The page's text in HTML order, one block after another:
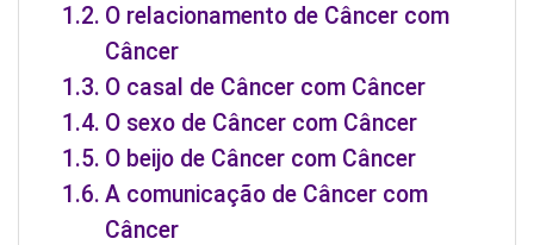
O relacionamento de Câncer com
Câncer
O casal de Câncer com Câncer
O sexo de Câncer com Câncer
O beijo de Câncer com Câncer
A comunicação de Câncer com
Câncer